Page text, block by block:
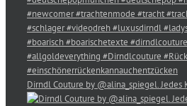
Dirndl Couture by @alina_spiegel. Jedes